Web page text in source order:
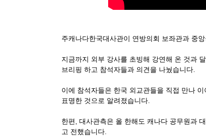
주캐나다한국대사관이 연방의회 보좌관과 중
지금까지 외부 강사를 초빙해 강연해 온 것과
브리핑 하고 참석자들과 의견을 나눴습니다.
이에 참석자들은 한국 외교관들을 직접 만나
표명한 것으 로 알려졌습니다.
한편, 대사관측은 올 한해도 캐나다 공무원과
고 전했습니다.